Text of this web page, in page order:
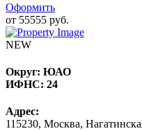
Оформить
от 55555 руб.
NEW
Округ: ЮАО
ИФНС: 24
Адрес:
115230, Москва,